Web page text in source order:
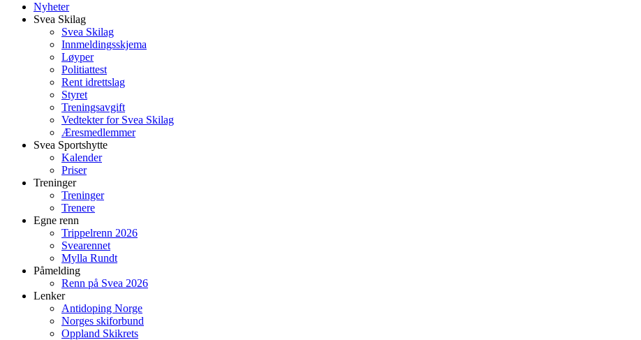
Nyheter
Svea Skilag
Svea Skilag
Innmeldingsskjema
Løyper
Politiattest
Rent idrettslag
Styret
Treningsavgift
Vedtekter for Svea Skilag
Æresmedlemmer
Svea Sportshytte
Kalender
Priser
Treninger
Treninger
Trenere
Egne renn
Trippelrenn 2026
Svearennet
Mylla Rundt
Påmelding
Renn på Svea 2026
Lenker
Antidoping Norge
Norges skiforbund
Oppland Skikrets